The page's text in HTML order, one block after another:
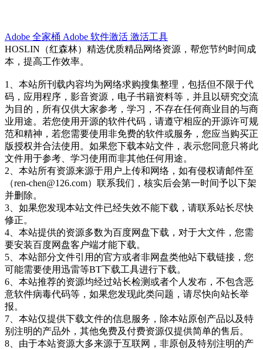
Adobe 全家桶 Adobe 软件激活 激活工具
HOSLIN（红森林）精选优质精品网络资源，帮您节约时间成
本，提高工作效率。
1、本站所刊载内容均为网络求购搜集整理，包括但不限于代
码，应用程序，影音资源，电子书籍资料等，并且以研究交流
为目的，所有仅供大家参考，学习，不存在任何商业目的与商
业用途。若您使用开源的软件代码，请遵守相应的开源许可规
范和精神，若您需要使用非免费的软件或服务，您应当购买正
版授权并合法使用。如果您下载本站文件，表示您同意只将此
文件用于参考、学习使用而非其他任何用途。
2、本站所有资源来源于用户上传和网络，如有侵权请邮件至
（ren-chen@126.com）联系我们，核实后会第一时间予以下架
并删除。
3、如果您发现本站文件已经失效不能下载，请联系站长尽快
修正。
4、本站提供的资源多数为百度网盘下载，对于大文件，您需
要安装百度网盘客户端才能下载。
5、本站部分文件引用的官方或者非网盘类他站下载链接，您
可能需要使用迅雷等BT下载工具进行下载。
6、本站推荐的资源均经过站长检测或者个人发布，不包含恶
意软件病毒代码等，如果您发现此类问题，请尽快向站长举
报。
7、本站仅提供下载文件的信息服务，除本站原创产品以及特
别注明的产品外，其他免费及付费资源仅提供简单的售后。
8、由于本站资源大多来源于互联网，非原创及特别注明的产